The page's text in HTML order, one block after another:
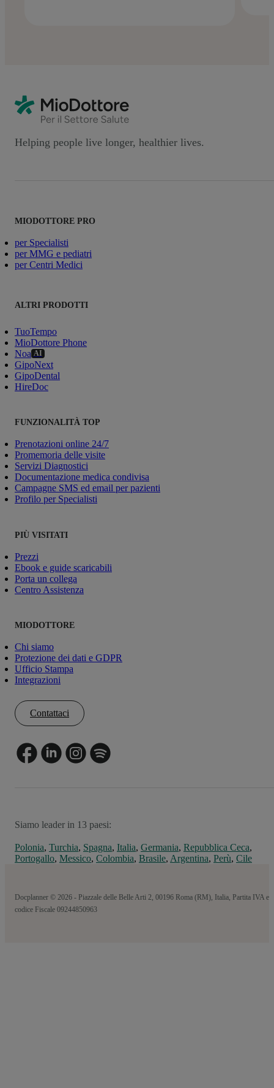
Helping people live longer, healthier lives.
MIODOTTORE PRO
per Specialisti
per MMG e pediatri
per Centri Medici
ALTRI PRODOTTI
TuoTempo
MioDottore Phone
Noa AI
GipoNext
GipoDental
HireDoc
FUNZIONALITÀ TOP
Prenotazioni online 24/7
Promemoria delle visite
Servizi Diagnostici
Documentazione medica condivisa
Campagne SMS ed email per pazienti
Profilo per Specialisti
PIÙ VISITATI
Prezzi
Ebook e guide scaricabili
Porta un collega
Centro Assistenza
MIODOTTORE
Chi siamo
Protezione dei dati e GDPR
Ufficio Stampa
Integrazioni
Contattaci
Siamo leader in 13 paesi:
Polonia, Turchia, Spagna, Italia, Germania, Repubblica Ceca,
Portogallo, Messico, Colombia, Brasile, Argentina, Perù, Cile
Docplanner © 2026 - Piazzale delle Belle Arti 2, 00196 Roma (RM), Italia, Partita IVA e
codice Fiscale 09244850963